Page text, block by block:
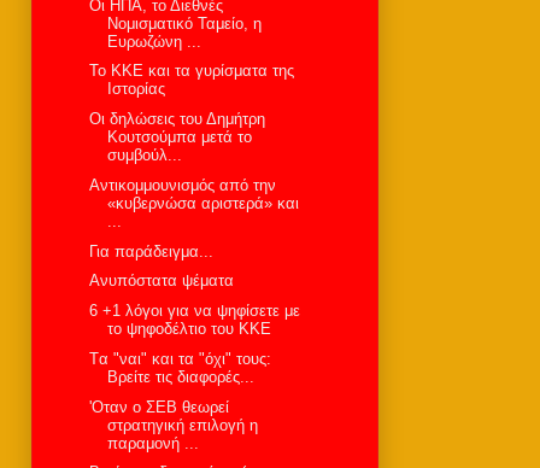
Οι ΗΠΑ, το Διεθνές
Νομισματικό Ταμείο, η
Ευρωζώνη ...
Το ΚΚΕ και τα γυρίσματα της
Ιστορίας
Οι δηλώσεις του Δημήτρη
Κουτσούμπα μετά το
συμβούλ...
Αντικομμουνισμός από την
«κυβερνώσα αριστερά» και
Για παράδειγμα...
Ανυπόστατα ψέματα
6 +1 λόγοι για να ψηφίσετε με
το ψηφοδέλτιο του ΚΚΕ
Tα "ναι" και τα "όχι" τους:
Βρείτε τις διαφορές...
'Οταν ο ΣΕΒ θεωρεί
στρατηγική επιλογή η
παραμονή ...